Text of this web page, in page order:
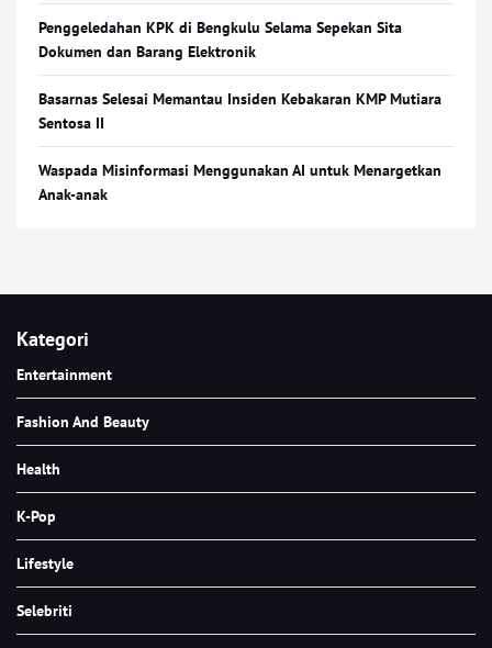
Penggeledahan KPK di Bengkulu Selama Sepekan Sita
Dokumen dan Barang Elektronik
Basarnas Selesai Memantau Insiden Kebakaran KMP Mutiara
Sentosa II
Waspada Misinformasi Menggunakan AI untuk Menargetkan
Anak-anak
Kategori
Entertainment
Fashion And Beauty
Health
K-Pop
Lifestyle
Selebriti